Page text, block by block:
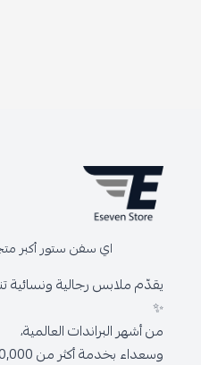
اي سفن ستور أكبر
يقدّم ملابس رجالية ونسائية
✨
من أشهر البراندات العالمية،
وسعداء بخدمة أكثر من 300,000 عميل حول المملكة.